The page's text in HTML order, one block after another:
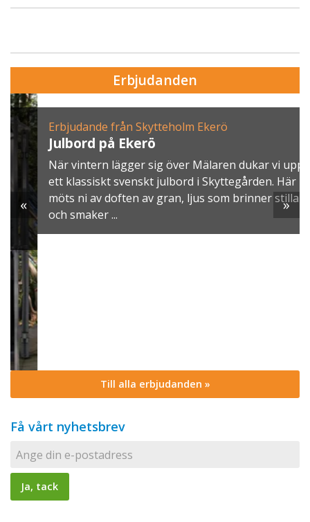
Erbjudanden
Erbjudande från Skytteholm Ekerö
Julbord på Ekerö
När vintern lägger sig över Mälaren dukar vi upp
ett klassiskt svenskt julbord i Skyttegården. Här
möts ni av doften av gran, ljus som brinner stilla
och smaker ...
« »
Till alla erbjudanden »
Få vårt nyhetsbrev